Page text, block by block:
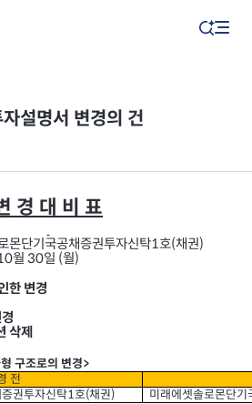
설명서 변경의 건
경 대 비 표
몬단기국공채증권투자신탁1호(채권)
월 30일 (월)
한 변경
삭제
구조로의 변경>
전
권투자신탁1호(채권) 미래에셋솔로몬단기